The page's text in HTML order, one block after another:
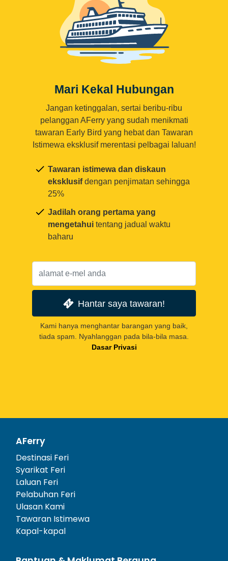
Mari Kekal Hubungan
Jangan ketinggalan, sertai beribu-ribu
pelanggan AFerry yang sudah menikmati
tawaran Early Bird yang hebat dan Tawaran
Istimewa eksklusif merentasi pelbagai laluan!
Tawaran istimewa dan diskaun
eksklusifdengan penjimatan sehingga
25%
Jadilah orang pertama yang
mengetahui tentang jadual waktu
baharu
Hantar saya tawaran!
Kami hanya menghantar barangan yang baik,
tiada spam. Nyahlanggan pada bila-bila masa.
Dasar Privasi
AFerry
Destinasi Feri
Syarikat Feri
Laluan Feri
Pelabuhan Feri
Ulasan Kami
Tawaran Istimewa
Kapal-kapal